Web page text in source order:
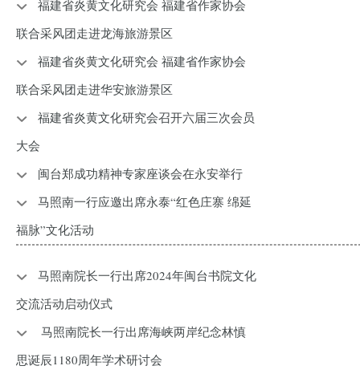
福建省炎黄文化研究会 福建省作家协会
联合采风团走进龙海旅游景区
福建省炎黄文化研究会 福建省作家协会
联合采风团走进华安旅游景区
福建省炎黄文化研究会召开六届三次会员
大会
闽台郑成功精神专家座谈会在永安举行
马照南一行应邀出席永泰“红色庄寨 绵延
福脉”文化活动
马照南院长一行出席2024年闽台书院文化
交流活动启动仪式
马照南院长一行出席海峡两岸纪念林慎
思诞辰1180周年学术研讨会